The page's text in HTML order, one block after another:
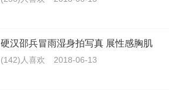
硬汉邵兵冒雨湿身拍写真 展性感胸肌
(142)人喜欢 2018-06-13